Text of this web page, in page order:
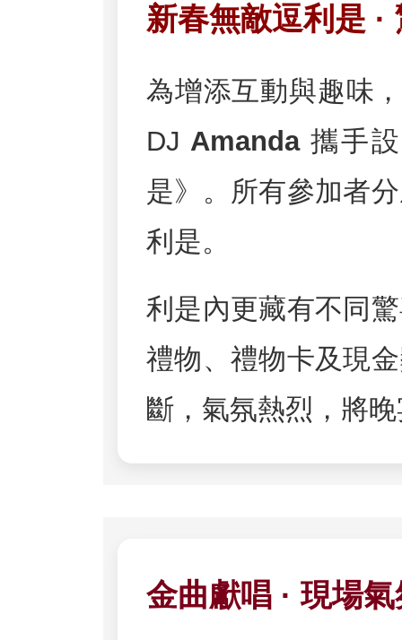
新春無敵逗利是 ·
為增添互動與趣味
DJ Amanda攜手設
是》。所有參加者
利是。
利是內更藏有不同
禮物、禮物卡及現
斷，氣氛熱烈，將
金曲獻唱 · 現場